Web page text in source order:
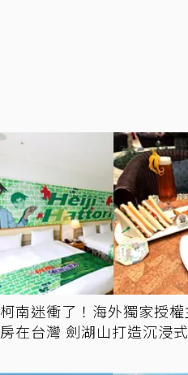
柯南迷衝了！海外獨家授權
房在台灣 劍湖山打造沉浸